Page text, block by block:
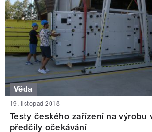
Věda
19. listopad 2018
Testy českého zařízení na výrobu
předčily očekávání